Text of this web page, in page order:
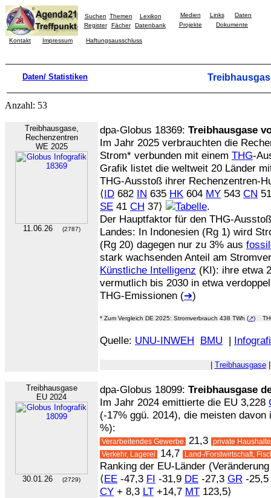
Suchen Themen
Lexikon
Register
Fächer Datenbank
Medien Links
Daten
Projekte
Dokumente
Kontakt Impressum Haftungsausschluss
Daten/ Statistiken Treibhausgas
Anzahl: 53
Treibhausgase,
Rechenzentren
WE 2025
11.06.26 (2787)
dpa-Globus 18369: Treibhausgase
Im Jahr 2025 verbrauchten die
Strom* verbunden mit einem THG-
Grafik listet die weltweit 20 Länder
THG-Ausstoß ihrer Rechenzentren-
⟨ID 682 IN 635 HK 604 MY 543 CN
SE 41 CH 37⟩
.
Der Hauptfaktor für den THG-
Landes: In Indonesien (Rg 1) wird
(Rg 20) dagegen nur zu 3% aus
stark wachsenden Anteil am
Künstliche Intelligenz (KI): ihre etwa
vermutlich bis 2030 in etwa
THG-Emissionen (➔)
* Zum Vergleich DE 2025: Stromverbrauch 438 TWh (↗)
Quelle: UNU-INWEH BMU |
Treibhausgase
Treibhausgase
EU 2024
30.01.26 (2729)
dpa-Globus 18099: Treibhausgase
Im Jahr 2024 emittierte die EU 3,228
(-17% ggü. 2014), die meisten
%):
Verarbeitendes Gewerbe 21,3 private
Verkehr, Lagerei
14,7 Land-/Forstwirtschaft,
Ranking der EU-Länder
⟨EE -47,3 FI -31,9 DE -27,3 GR -25,5
CY + 8,3 LT +14,7 MT 123,5⟩